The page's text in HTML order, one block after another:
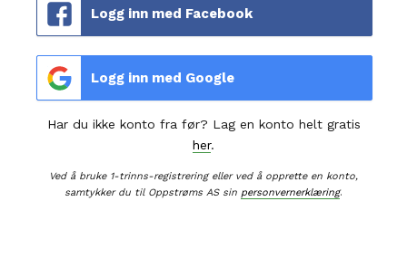
Logg inn med Facebook
Logg inn med Google
Har du ikke konto fra før? Lag en konto helt gratis
her.
Ved å bruke 1-trinns-registrering eller ved å opprette en konto,
samtykker du til Oppstrøms AS sin personvernerklæring.